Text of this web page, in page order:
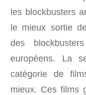
les blockbusters
le mieux sortie
des
européens. La
catégorie de
mieux. Ces films